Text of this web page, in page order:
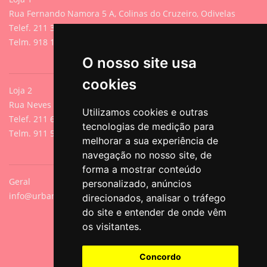
O nosso site usa
cookies
Utilizamos cookies e outras
tecnologias de medição para
melhorar a sua experiência de
navegação no nosso site, de
forma a mostrar conteúdo
personalizado, anúncios
direcionados, analisar o tráfego
do site e entender de onde vêm
os visitantes.
Concordo
Rua Fernando Namora 5 A, Colinas do Cruzeiro, Odivelas
Telef. 211 395 882 (Chamada para rede fixa nacional)
Telm. 918 107 618 (Chamada para rede móvel nacional)
Loja 2
Rua Neves de Sousa 13A, Cacilhas, Oeiras
Telef. 211 640 788 (Chamada para rede fixa nacional)
Telm. 911 571 542 (Chamada para rede móvel nacional)
Geral
info@urbanpets.pt